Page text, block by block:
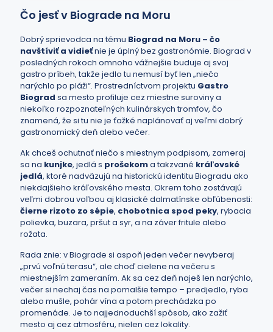
Čo jesť v Biograde na Moru
Dobrý sprievodca na tému Biograd na Moru – čo
navštíviť a vidieťnie je úplný bez gastronómie. Biograd v
posledných rokoch omnoho vážnejšie buduje aj svoj
gastro príbeh, takže jedlo tu nemusí byť len „niečo
narýchlo po pláži“. Prostredníctvom projektu Gastro
Biograd sa mesto profiluje cez miestne suroviny a
niekoľko rozpoznateľných kulinárskych tromfov, čo
znamená, že si tu nie je ťažké naplánovať aj veľmi dobrý
gastronomický deň alebo večer.
Ak chceš ochutnať niečo s miestnym podpisom, zameraj
sa na kunjke, jedlá s prošekoma takzvané kráľovské
jedlá, ktoré nadväzujú na historickú identitu Biogradu ako
niekdajšieho kráľovského mesta. Okrem toho zostávajú
veľmi dobrou voľbou aj klasické dalmatínske obľúbenosti:
čierne rizoto zo sépie, chobotnica spod peky, rybacia
polievka, buzara, pršut a syr, a na záver fritule alebo
rožata.
Rada znie: v Biograde si aspoň jeden večer nevyberaj
„prvú voľnú terasu“, ale choď cielene na večeru s
miestnejším zameraním. Ak sa cez deň naješ len narýchlo,
večer si nechaj čas na pomalšie tempo – predjedlo, ryba
alebo mušle, pohár vína a potom prechádzka po
promenáde. Je to najjednoduchší spôsob, ako zažiť
mesto aj cez atmosféru, nielen cez lokality.